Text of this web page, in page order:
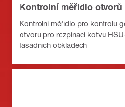
Kontrolní měřidlo otvorů
Kontrolní měřidlo pro kontrolu
otvoru pro rozpínací kotvu
fasádních obkladech